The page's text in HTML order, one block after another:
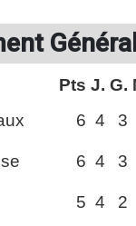
Général
Pts J. G.
6 4 3
6 4 3
5 4 2